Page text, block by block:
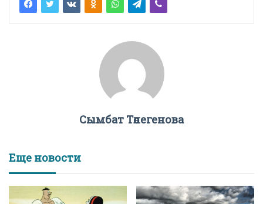
Сымбат Төлегенова
Еще новости